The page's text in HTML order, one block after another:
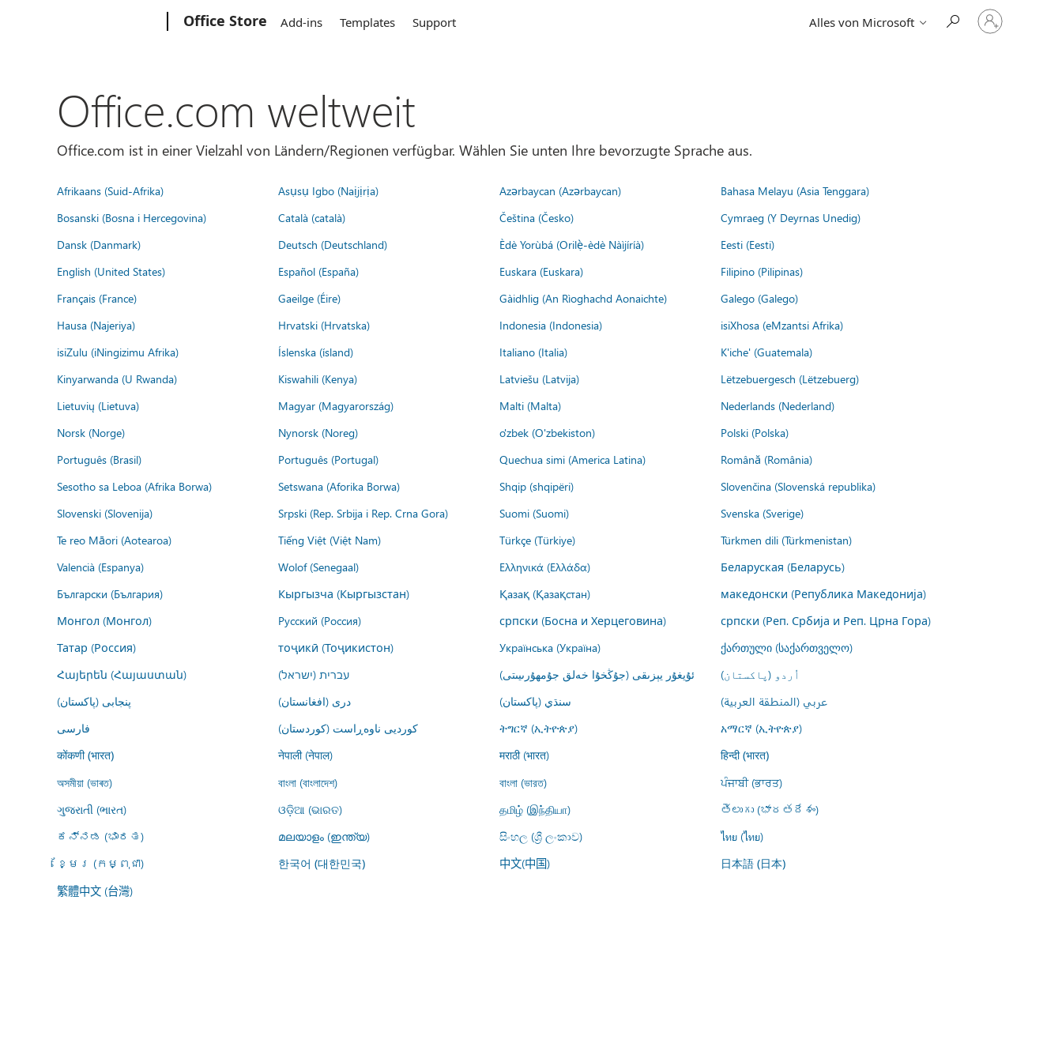
Office Store Add-ins Templates Support Alles von Microsoft
Bei
Ihrem
Konto
Office.com weltweit
Office.com ist in einer Vielzahl von Ländern/Regionen verfügbar. Wählen Sie unten Ihre bevorzugte Sprache aus.
Afrikaans (Suid-Afrika) Asụsụ Igbo (Naịjịrịa) Azərbaycan (Azərbaycan)
Bahasa Melayu (Asia Tenggara)
Bosanski (Bosna i Hercegovina)
Català (català) Čeština (Česko)
Cymraeg (Y Deyrnas Unedig)
Dansk (Danmark)
Deutsch (Deutschland) Èdè Yorùbá (Orilẹ̀-èdè Nàìjíríà)
Eesti (Eesti)
English (United States)
Español (España) Euskara (Euskara)
Filipino (Pilipinas)
Français (France)
Gaeilge (Éire) Gàidhlig (An Rìoghachd Aonaichte)
Galego (Galego)
Hausa (Najeriya)
Hrvatski (Hrvatska) Indonesia (Indonesia)
isiXhosa (eMzantsi Afrika)
isiZulu (iNingizimu Afrika)
Íslenska (ísland) Italiano (Italia)
K'iche' (Guatemala)
Kinyarwanda (U Rwanda)
Kiswahili (Kenya) Latviešu (Latvija)
Lëtzebuergesch (Lëtzebuerg)
Lietuvių (Lietuva)
Magyar (Magyarország) Malti (Malta)
Nederlands (Nederland)
Norsk (Norge)
Nynorsk (Noreg) o'zbek (O'zbekiston)
Polski (Polska)
Português (Brasil)
Português (Portugal) Quechua simi (America Latina)
Română (România)
Sesotho sa Leboa (Afrika Borwa)
Setswana (Aforika Borwa) Shqip (shqipëri)
Slovenčina (Slovenská republika)
Slovenski (Slovenija)
Srpski (Rep. Srbija i Rep. Crna Gora) Suomi (Suomi)
Svenska (Sverige)
Te reo Māori (Aotearoa)
Tiếng Việt (Việt Nam) Türkçe (Türkiye)
Türkmen dili (Türkmenistan)
Valencià (Espanya)
Wolof (Senegaal) Ελληνικά (Ελλάδα)
Беларуская (Беларусь)
Български (България)
Кыргызча (Кыргызстан) Қазақ (Қазақстан)
македонски (Република Македонија)
Монгол (Монгол)
Русский (Россия) српски (Босна и Херцеговина)
српски (Реп. Србија и Реп. Црна Гора)
Татар (Россия)
тоҷикӣ (Тоҷикистон) Українська (Україна)
ქართული (საქართველო)
Հայերեն (Հայաստան)
עברית (ישראל) ئۇيغۇر يېزىقى (جۇڭخۇا خەلق جۇمھۇرىيىتى)
اُردو (پاکستان)
پنجابی (پاکستان)
درى (افغانستان) سنڌي (پاکستان)
عربي (المنطقة العربية)
فارسى
کوردیی ناوەڕاست (کوردستان) ትግርኛ (ኢትዮጵያ) አማርኛ (ኢትዮጵያ)
कोंकणी (भारत) नेपाली (नेपाल) मराठी (भारत) हिन्दी (भारत)
অসমীয়া (ভাৰত) বাংলা (বাংলাদেশ) বাংলা (ভারত)
ਪੰਜਾਬੀ (ਭਾਰਤ)
ગુજરાતી (ભારત)
ଓଡ଼ିଆ (ଭାରତ) தமிழ் (இந்தியா)
తెలుగు (భారతదేశం)
ಕನ್ನಡ (ಭಾರತ)
മലയാളം (ഇന്ത്യ) සිංහල (ශ්‍රී ලංකාව)
ไทย (ไทย)
ខ្មែរ (កម្ពុជា)
한국어 (대한민국) 中文(中国) 日本語 (日本)
繁體中文 (台灣)